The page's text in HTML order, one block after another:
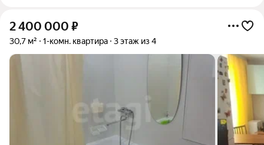
2 400 000 ₽
30,7 м² 1-комн. квартира 3 этаж из 4